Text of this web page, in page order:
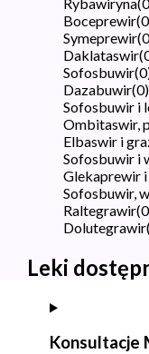
Boceprewir(0
Symeprewir(0
Daklataswir(
Sofosbuwir(0
Dazabuwir(0)
Sofosbuwir i
Ombitaswir,
Elbaswir i
Sofosbuwir i
Glekaprewir
Sofosbuwir,
Raltegrawir(0
Dolutegrawir(
Leki
Konsultacje